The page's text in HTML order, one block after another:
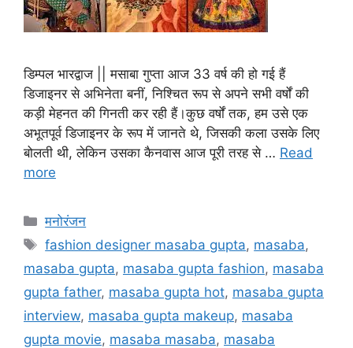
डिम्पल भारद्वाज || मसाबा गुप्ता आज 33 वर्ष की हो गई हैं
डिजाइनर से अभिनेता बनीं, निश्चित रूप से अपने सभी वर्षों की
कड़ी मेहनत की गिनती कर रही हैं।कुछ वर्षों तक, हम उसे एक
अभूतपूर्व डिजाइनर के रूप में जानते थे, जिसकी कला उसके लिए
बोलती थी, लेकिन उसका कैनवास आज पूरी तरह से … Read
more
मनोरंजन
fashion designer masaba gupta, masaba,
masaba gupta, masaba gupta fashion, masaba
gupta father, masaba gupta hot, masaba gupta
interview, masaba gupta makeup, masaba
gupta movie, masaba masaba, masaba